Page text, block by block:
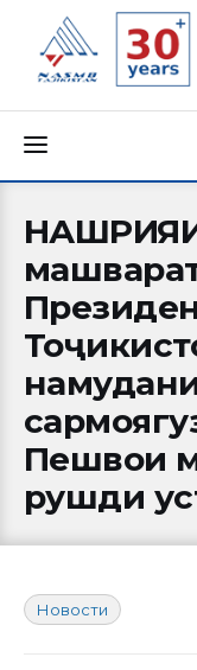
Пешвои
рушди
О нас
Новости